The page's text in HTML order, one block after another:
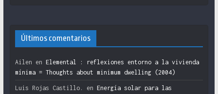
Últimos comentarios
Ailen en Elemental : reflexiones entorno a la vivienda
mínima = Thoughts about minimum dwelling (2004)
Luis Rojas Castillo. en Energía solar para las